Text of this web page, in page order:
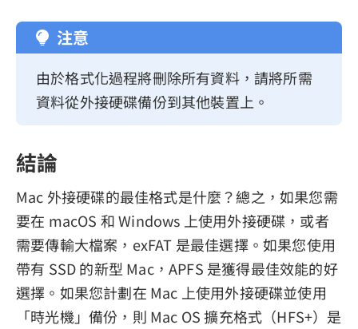
注意
由於格式化過程將刪除所有資料，請將所需
資料從外接硬碟備份到其他裝置上。
結論
Mac 外接硬碟的最佳格式是什麼？總之，如果您需
要在 macOS 和 Windows 上使用外接硬碟，或者
需要傳輸大檔案，exFAT 是最佳選擇。如果您使用
帶有 SSD 的新型 Mac，APFS 是獲得最佳效能的好
選擇。如果您計劃在 Mac 上使用外接硬碟並使用
「時光機」備份，則 Mac OS 擴充格式（HFS+）是